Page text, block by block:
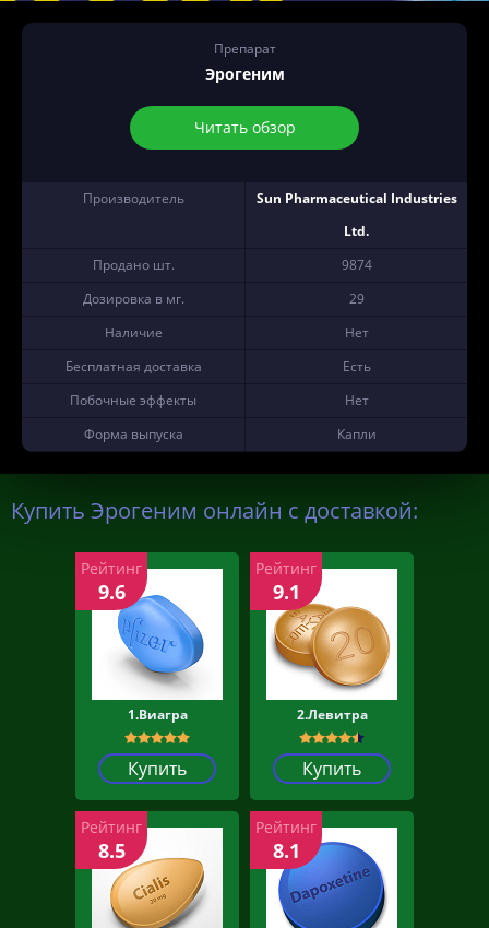
Препарат
Эрогеним
Читать обзор
Производитель
Sun Pharmaceutical Industries
Ltd.
Продано шт.
9874
Дозировка в мг.
29
Наличие
Нет
Бесплатная доставка
Есть
Побочные эффекты
Нет
Форма выпуска
Капли
Купить Эрогеним онлайн с доставкой:
1.Виагра
Купить
Рейтинг
9.6
2.Левитра
Купить
Рейтинг
9.1
Рейтинг
8.5
Рейтинг
8.1